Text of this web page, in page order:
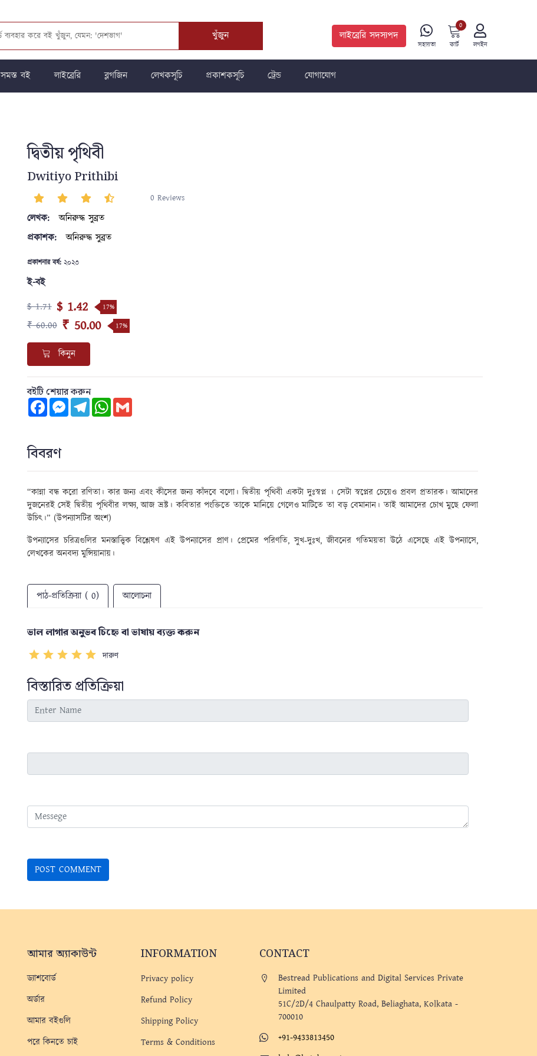
খুঁজুন লাইব্রেরি সদস্যপদ
সহায়তা কার্ট
0
লগইন
সমস্ত বই লাইব্রেরি ব্লগজিন লেখকসূচি প্রকাশকসূচি ট্রেন্ড যোগাযোগ
দ্বিতীয় পৃথিবী
Dwitiyo Prithibi
0 Reviews
লেখক:
অনিরুদ্ধ সুব্রত
প্রকাশক:
অনিরুদ্ধ সুব্রত
প্রকাশনার বর্ষ:২০২৩
ই-বই
$ 1.71 $ 1.42 17%
₹ 60.00 ₹ 50.00 17%
কিনুন
বইটি শেয়ার করুন
FacebookMessenger
TelegramWhatsApp
Gmail
বিবরণ
“কান্না বন্ধ করো রণিতা। কার জন্য এবং কীসের জন্য কাঁদবে বলো। দ্বিতীয় পৃথিবী একটা দুঃস্বপ্ন । সেটা স্বপ্নের চেয়েও প্রবল প্রতারক। আমাদের
দুজনেরই সেই দ্বিতীয় পৃথিবীর লক্ষ্য, আজ ভ্রষ্ট। কবিতার পংক্তিতে তাকে মানিয়ে গেলেও মাটিতে তা বড় বেমানান। তাই আমাদের চোখ মুছে ফেলা
উচিৎ।” (উপন্যাসটির অংশ)
উপন্যাসের চরিত্রগুলির মনস্তাত্ত্বিক বিশ্লেষণ এই উপন্যাসের প্রাণ। প্রেমের পরিণতি,সুখ-দুঃখ,জীবনের গতিময়তা উঠে এসেছে এই উপন্যাসে,
লেখকের অনবদ্য মুন্সিয়ানায়।
পাঠ-প্রতিক্রিয়া ( 0) আলোচনা
ভাল লাগার অনুভব চিহ্নে বা ভাষায় ব্যক্ত করুন
দারুণ
বিস্তারিত প্রতিক্রিয়া
আমার অ্যাকাউন্ট
ড্যাশবোর্ড
অর্ডার
আমার বইগুলি
পরে কিনতে চাই
INFORMATION
Privacy policy
Refund Policy
Shipping Policy
Terms & Conditions
CONTACT
Bestread Publications and Digital Services Private
Limited
51C/2D/4 Chaulpatty Road, Beliaghata, Kolkata -
700010
+91-9433813450